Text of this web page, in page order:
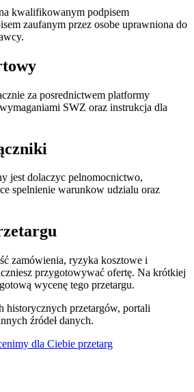
kwalifikowanym podpisem
zaufanym przez osobe uprawniona do
za posrednictwem platformy
SWZ oraz instrukcja dla
jest dolaczyc pelnomocnictwo,
spelnienie warunkow udzialu oraz
zamówienia, ryzyka kosztowe i
przygotowywać ofertę. Na krótkiej
wycenę tego przetargu.
historycznych przetargów, portali
źródeł danych.
dla Ciebie przetarg